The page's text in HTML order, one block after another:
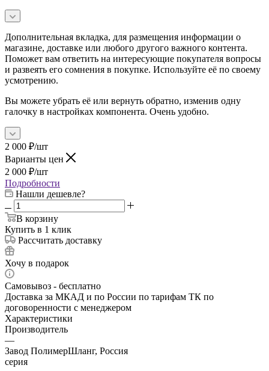
Дополнительная вкладка, для размещения информации о
магазине, доставке или любого другого важного контента.
Поможет вам ответить на интересующие покупателя вопросы
и развеять его сомнения в покупке. Используйте её по своему
усмотрению.
Вы можете убрать её или вернуть обратно, изменив одну
галочку в настройках компонента. Очень удобно.
2 000 ₽/шт
Варианты цен
2 000 ₽/шт
Подробности
Нашли дешевле?
В корзину
Купить в 1 клик
Рассчитать доставку
Хочу в подарок
Самовывоз - бесплатно
Доставка за МКАД и по России по тарифам ТК по
договоренности с менеджером
Характеристики
Производитель
—
Завод ПолимерШланг, Россия
серия